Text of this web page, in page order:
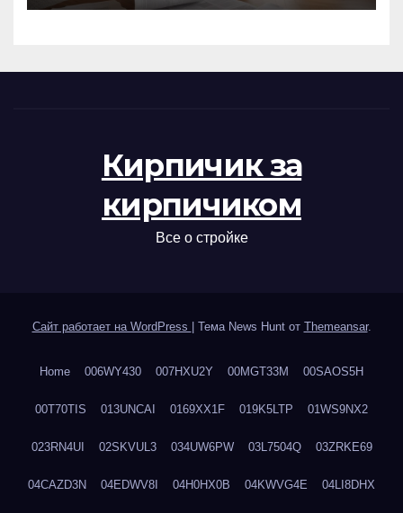
Кирпичик за
кирпичиком
Все о стройке
Сайт работает на WordPress Тема News Hunt от Themeansar.
Home 006WY430 007HXU2Y 00MGT33M 00SAOS5H
00T70TIS 013UNCAI 0169XX1F 019K5LTP 01WS9NX2
023RN4UI 02SKVUL3 034UW6PW 03L7504Q 03ZRKE69
04CAZD3N 04EDWV8I 04H0HX0B 04KWVG4E 04LI8DHX